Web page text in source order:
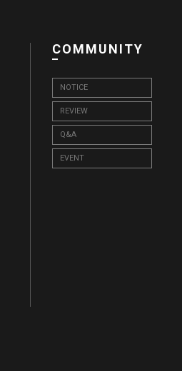
COMMUNITY
NOTICE
REVIEW
Q&A
EVENT